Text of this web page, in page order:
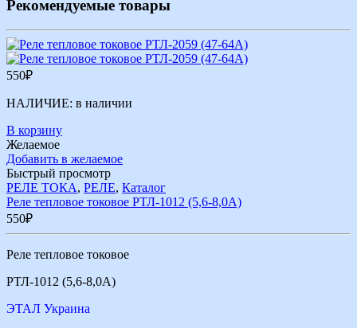
Рекомендуемые товары
550₽
НАЛИЧИЕ: в наличии
В корзину
Желаемое
Добавить в желаемое
Быстрый просмотр
РЕЛЕ ТОКА, РЕЛЕ, Каталог
Реле тепловое токовое РТЛ-1012 (5,6-8,0А)
550₽
Реле тепловое токовое
РТЛ-1012 (5,6-8,0А)
ЭТАЛ Украина